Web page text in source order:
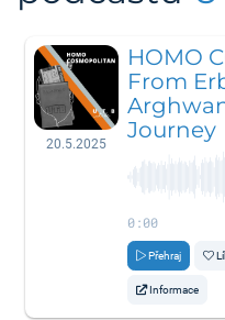
20.5.2025
HOMO
From
Journey
0:00
Přehraj
Informace